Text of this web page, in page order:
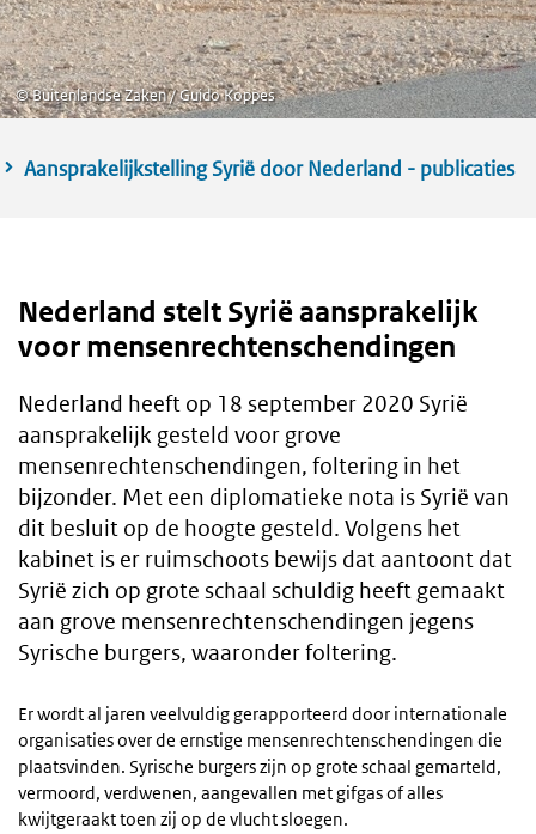
©Buitenlandse Zaken / Guido Koppes
Aansprakelijkstelling Syrië door Nederland - publicaties
Nederland stelt Syrië aansprakelijk
voor mensenrechtenschendingen
Nederland heeft op 18 september 2020 Syrië
aansprakelijk gesteld voor grove
mensenrechtenschendingen, foltering in het
bijzonder. Met een diplomatieke nota is Syrië van
dit besluit op de hoogte gesteld. Volgens het
kabinet is er ruimschoots bewijs dat aantoont dat
Syrië zich op grote schaal schuldig heeft gemaakt
aan grove mensenrechtenschendingen jegens
Syrische burgers, waaronder foltering.
Er wordt al jaren veelvuldig gerapporteerd door internationale
organisaties over de ernstige mensenrechtenschendingen die
plaatsvinden. Syrische burgers zijn op grote schaal gemarteld,
vermoord, verdwenen, aangevallen met gifgas of alles
kwijtgeraakt toen zij op de vlucht sloegen.